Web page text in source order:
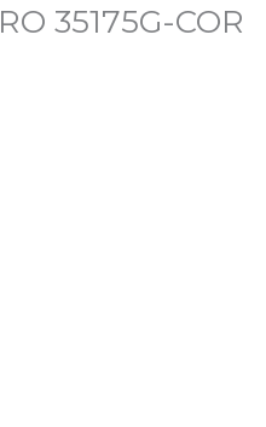
35175G-COR